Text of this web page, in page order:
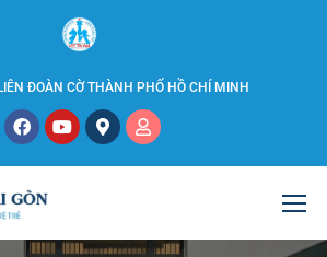
ĐOÀN CỜ THÀNH PHỐ HỒ CHÍ MINH